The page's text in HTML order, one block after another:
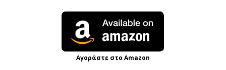
Αγοράστε στο Amazon